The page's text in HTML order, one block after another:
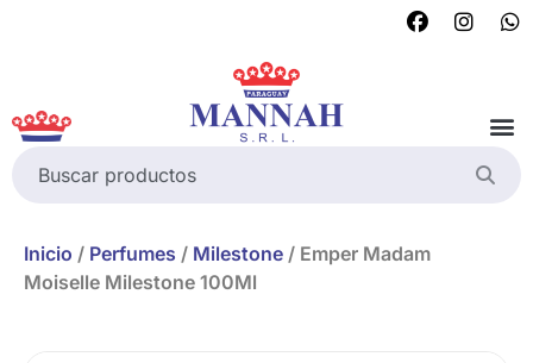
Inicio / Perfumes / Milestone / Emper Madam
Moiselle Milestone 100Ml